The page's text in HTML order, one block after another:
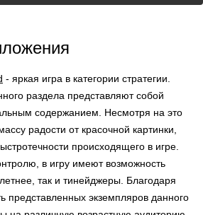
- яркая игра в категории стратегии.
раздела представляют собой
содержанием. Несмотря на это
радости от красочной картинки,
происходящего в игре.
в игру имеют возможность
так и тинейджеры. Благодаря
представленных экземпляров данного